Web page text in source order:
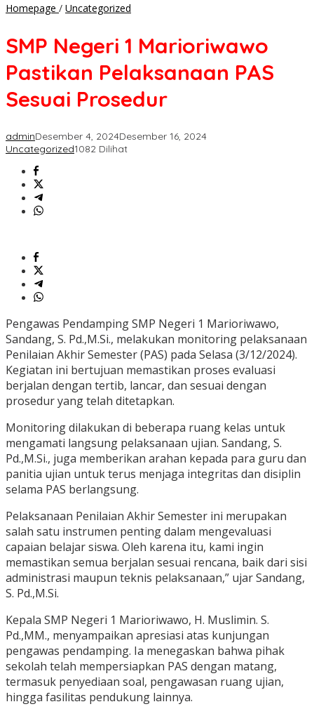
Homepage / Uncategorized
Marioriwawo
Pelaksanaan
Sesuai
SMP Negeri 1 Marioriwawo
Pastikan Pelaksanaan PAS
Sesuai Prosedur
adminDesember 4, 2024Desember 16, 2024
Uncategorized1082 Dilihat
Pengawas Pendamping SMP Negeri 1 Marioriwawo,
Sandang, S. Pd.,M.Si., melakukan monitoring pelaksanaan
Penilaian Akhir Semester (PAS) pada Selasa (3/12/2024).
Kegiatan ini bertujuan memastikan proses evaluasi
berjalan dengan tertib, lancar, dan sesuai dengan
prosedur yang telah ditetapkan.
Monitoring dilakukan di beberapa ruang kelas untuk
mengamati langsung pelaksanaan ujian. Sandang, S.
Pd.,M.Si., juga memberikan arahan kepada para guru dan
panitia ujian untuk terus menjaga integritas dan disiplin
selama PAS berlangsung.
Pelaksanaan Penilaian Akhir Semester ini merupakan
salah satu instrumen penting dalam mengevaluasi
capaian belajar siswa. Oleh karena itu, kami ingin
memastikan semua berjalan sesuai rencana, baik dari sisi
administrasi maupun teknis pelaksanaan,” ujar Sandang,
S. Pd.,M.Si.
Kepala SMP Negeri 1 Marioriwawo, H. Muslimin. S.
Pd.,MM., menyampaikan apresiasi atas kunjungan
pengawas pendamping. Ia menegaskan bahwa pihak
sekolah telah mempersiapkan PAS dengan matang,
termasuk penyediaan soal, pengawasan ruang ujian,
hingga fasilitas pendukung lainnya.